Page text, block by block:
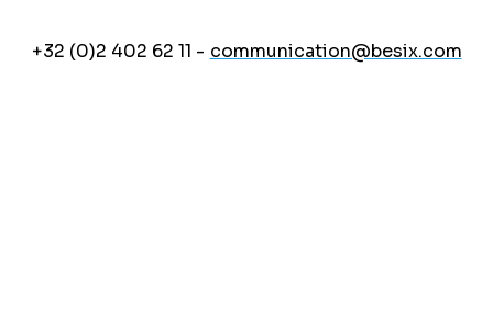
+32 (0)2 402 62 11 - communication@besix.com